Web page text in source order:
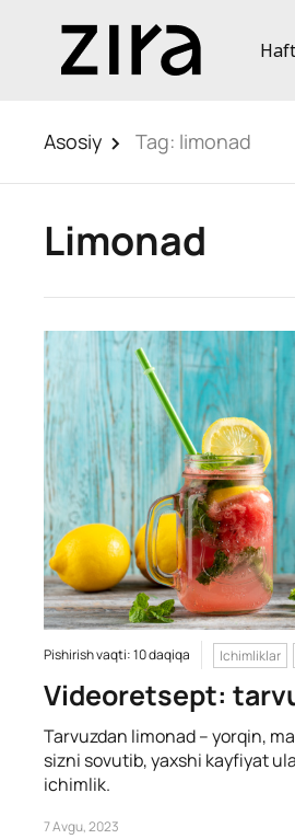
Asosiy Tag: limonad
Limonad
Pishirish vaqti: 10 daqiqa Ichimliklar
Videoretsept:
Tarvuzdan limonad – yorqin,
sizni sovutib, yaxshi kayfiyat
ichimlik.
7 Avgu, 2023